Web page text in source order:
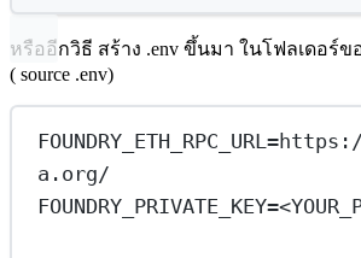
หรืออีกวิธี สร้าง .env ขึ้นมา ในโฟลเดอร์ข
( source .env)
FOUNDRY_ETH_RPC_URL=
a.org/
FOUNDRY_PRIVATE_KEY=